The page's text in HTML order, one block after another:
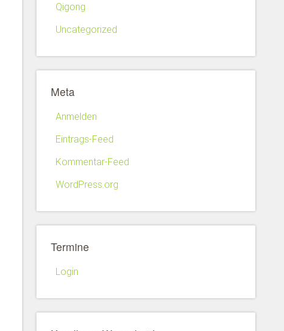
Qigong
Uncategorized
Meta
Anmelden
Eintrags-Feed
Kommentar-Feed
WordPress.org
Termine
Login